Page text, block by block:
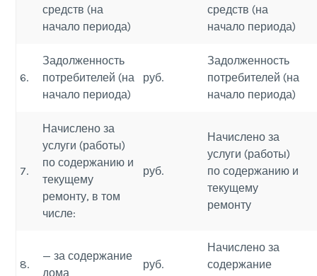
средств (на
начало периода)
средств (на
начало периода)
6.
Задолженность
потребителей (на
начало периода)
руб.
Задолженность
потребителей (на
начало периода)
7.
Начислено за
услуги (работы)
по содержанию и
текущему
ремонту, в том
числе:
руб.
Начислено за
услуги (работы)
по содержанию и
текущему
ремонту
8.
— за содержание
дома
руб.
Начислено за
содержание